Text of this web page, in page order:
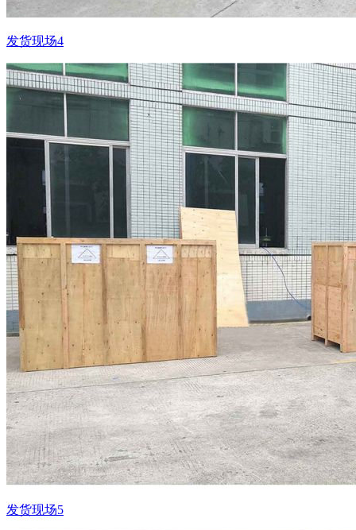
发货现场4
发货现场5